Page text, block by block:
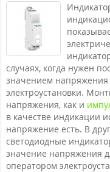
случаях, когда нужен
значением напряжения
электроустановки.
напряжения, как и
в качестве индикации
напряжение есть. В
светодиодные
значение напряжения
оператором